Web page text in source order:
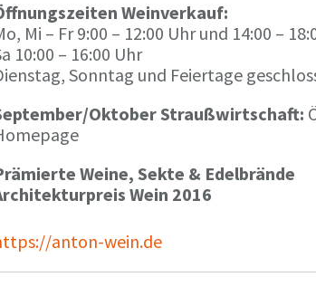
Weinverkauf:
Mi – Fr 9:00 – 12:00 Uhr und 14:00 –
10:00 – 16:00 Uhr
Sonntag und Feiertage
Oktober Straußwirtschaft:
Weine, Sekte & Edelbrände
Wein 2016
anton-wein.de